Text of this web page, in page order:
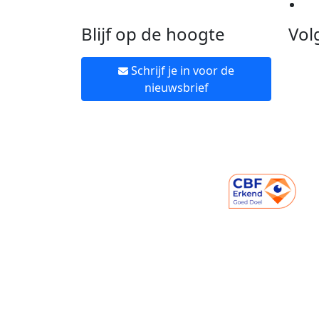
Blijf op de hoogte
Schrijf je in voor de
nieuwsbrief